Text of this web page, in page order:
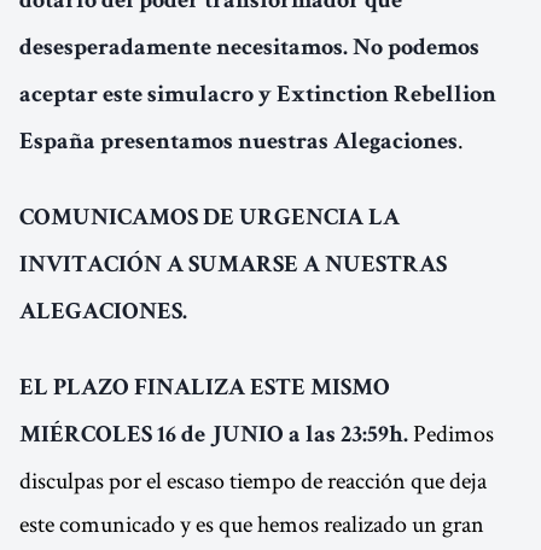
desesperadamente necesitamos. No podemos
aceptar este simulacro y Extinction Rebellion
España presentamos nuestras Alegaciones.
COMUNICAMOS DE URGENCIA LA
INVITACIÓN A SUMARSE A NUESTRAS
ALEGACIONES.
EL PLAZO FINALIZA ESTE MISMO
MIÉRCOLES 16 de JUNIO a las 23:59h. Pedimos
disculpas por el escaso tiempo de reacción que deja
este comunicado y es que hemos realizado un gran